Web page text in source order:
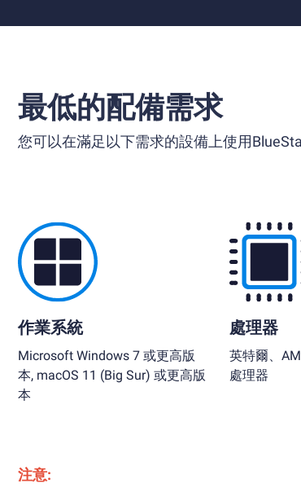
最低的配備需求
您可以在滿足以下需求的設備上使用
作業系統
Microsoft Windows 7 或更高版
本, macOS 11 (Big Sur) 或更高版
本
處理器
英特爾、
處理器
注意: